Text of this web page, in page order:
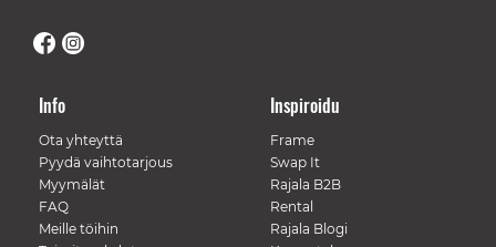
Info
Ota yhteyttä
Pyydä vaihtotarjous
Myymälät
FAQ
Meille töihin
Inspiroidu
Frame
Swap It
Rajala B2B
Rental
Rajala Blogi